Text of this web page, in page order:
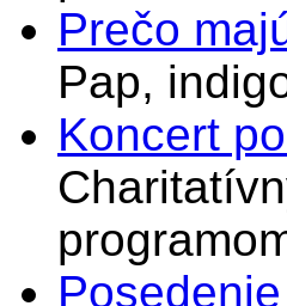
Prečo
Pap,
Koncert